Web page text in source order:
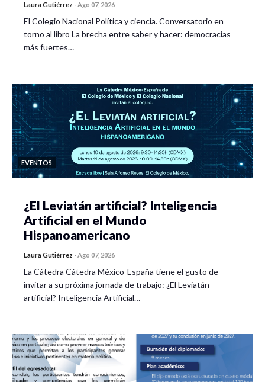
Laura Gutiérrez -Ago 07, 2026
El Colegio Nacional Política y ciencia. Conversatorio en
torno al libro La brecha entre saber y hacer: democracias
más fuertes…
EVENTOS
¿El Leviatán artificial? Inteligencia
Artificial en el Mundo
Hispanoamericano
Laura Gutiérrez -Ago 07, 2026
La Cátedra Cátedra México-España tiene el gusto de
invitar a su próxima jornada de trabajo: ¿El Leviatán
artificial? Inteligencia Artificial…